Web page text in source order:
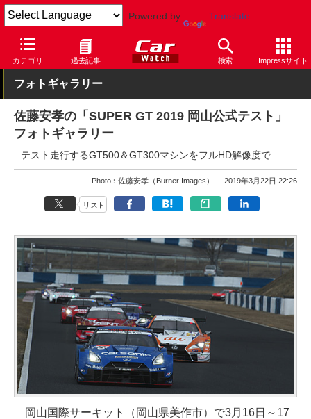
Powered by Translate
カテゴリ 過去記事 検索 Impressサイト
Car Watch モータースポーツ SUPER GT
フォトギャラリー
佐藤安孝の「SUPER GT 2019 岡山公式テスト」
フォトギャラリー
テスト走行するGT500＆GT300マシンをフルHD解像度で
Photo：佐藤安孝（Burner Images） 2019年3月22日 22:26
リスト
岡山国際サーキット（岡山県美作市）で3月16日～17